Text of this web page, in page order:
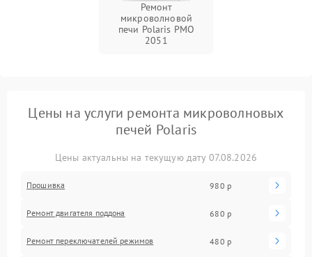
Ремонт
микроволновой
печи Polaris PMO
2051
Цены на услуги ремонта микроволновых
печей Polaris
Цены актуальны на текущую дату 07.08.2026
Прошивка 980 р
Ремонт двигателя поддона 680 р
Ремонт переключателей режимов 480 р